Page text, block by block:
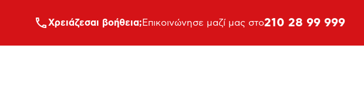
Xρειάζεσαι βοήθεια; Επικοινώνησε μαζί μας στο210 28 99 999